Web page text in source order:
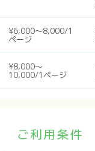
¥6,000〜8,000/1
ページ
¥8,000〜
10,000/1ページ
ご利用条件